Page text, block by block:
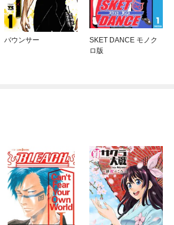
バウンサー
SKET DANCE モノク
ロ版